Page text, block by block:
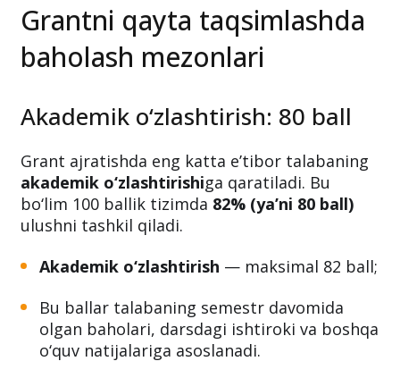
Grantni qayta taqsimlashda
baholash mezonlari
Akademik o‘zlashtirish: 80 ball
Grant ajratishda eng katta e’tibor talabaning
akademik o‘zlashtirishiga qaratiladi. Bu
bo‘lim 100 ballik tizimda 82% (ya’ni 80 ball)
ulushni tashkil qiladi.
Akademik o‘zlashtirish — maksimal 82 ball;
Bu ballar talabaning semestr davomida
olgan baholari, darsdagi ishtiroki va boshqa
o‘quv natijalariga asoslanadi.